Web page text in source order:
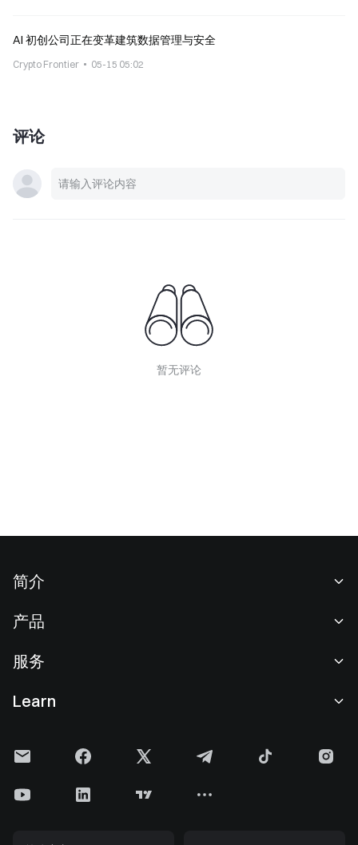
AI 初创公司正在变革建筑数据管理与安全
Crypto Frontier 05-15 05:02
评论
暂无评论
简介
新闻中心
Cookie 政策
产品
现货交易
理财中心
服务
费率标准
Learn
Gate 快讯